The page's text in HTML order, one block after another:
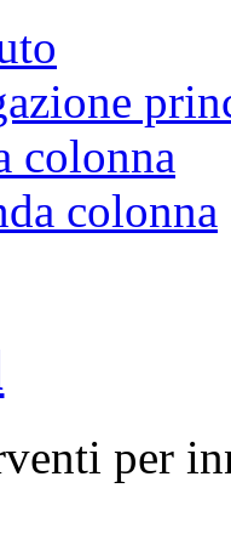
colonna
colonna
per